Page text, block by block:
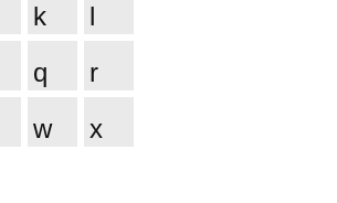
k
l
q
r
w
x